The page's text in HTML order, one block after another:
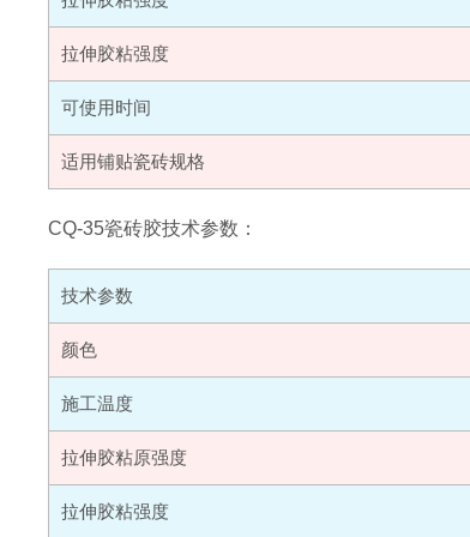
拉伸胶粘强度
可使用时间
适用铺贴瓷砖规格
CQ-35瓷砖胶技术参数：
技术参数
颜色
施工温度
拉伸胶粘原强度
拉伸胶粘强度